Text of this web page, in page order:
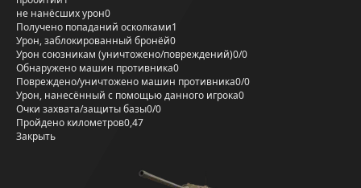
не нанёсших урон0
Получено попаданий осколками1
Урон, заблокированный бронёй0
Урон союзникам (уничтожено/повреждений)0/0
Обнаружено машин противника0
Повреждено/уничтожено машин противника0/0
Урон, нанесённый с помощью данного игрока0
Очки захвата/защиты базы0/0
Пройдено километров0,47
Закрыть